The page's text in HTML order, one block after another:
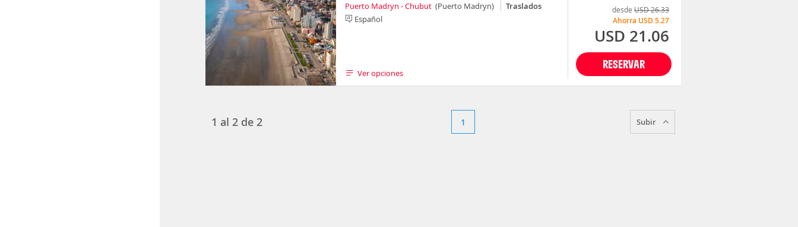
Puerto Madryn - Chubut (Puerto Madryn)
Traslados
Español
Ver opciones
RESERVAR
desde USD 26.33
Ahorra USD 5.27
USD 21.06
1 al 2 de 2 1 Subir